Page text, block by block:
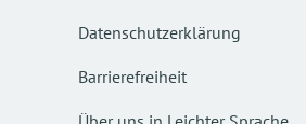
Datenschutzerklärung
Barrierefreiheit